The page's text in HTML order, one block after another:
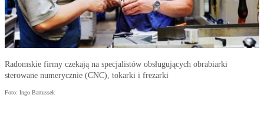
Radomskie firmy czekają na specjalistów obsługujących obrabiarki
sterowane numerycznie (CNC), tokarki i frezarki
Foto: Ingo Bartussek